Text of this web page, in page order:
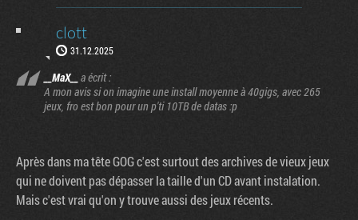
clott
31.12.2025
__MaX__
a écrit :
A mon avis si on imagine une install moyenne à 40gigs, avec 265
jeux, fro est bon pour un p'ti 10TB de datas :p
Après dans ma tête GOG c'est surtout des archives de vieux jeux
qui ne doivent pas dépasser la taille d'un CD avant instalation.
Mais c'est vrai qu'on y trouve aussi des jeux récents.